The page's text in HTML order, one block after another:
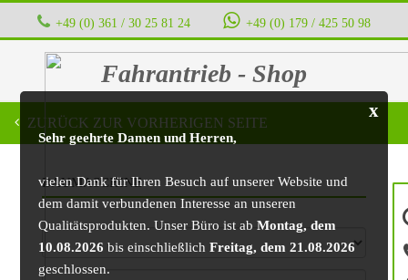
+49 (0) 361 / 30 25 81 24 ‭ ‭ ‭ ‭ +49 (0) 179 / 425 50 98
Fahrantrieb - Shop
x
Sehr geehrte Damen und Herren,
vielen Dank für Ihren Besuch auf unserer Website und
dem damit verbundenen Interesse an unseren
Qualitätsprodukten. Unser Büro ist abMontag, dem
10.08.2026 bis einschließlichFreitag, dem 21.08.2026
geschlossen.
ZURÜCK ZUR VORHERIGEN SEITE
BAUMASCHINE